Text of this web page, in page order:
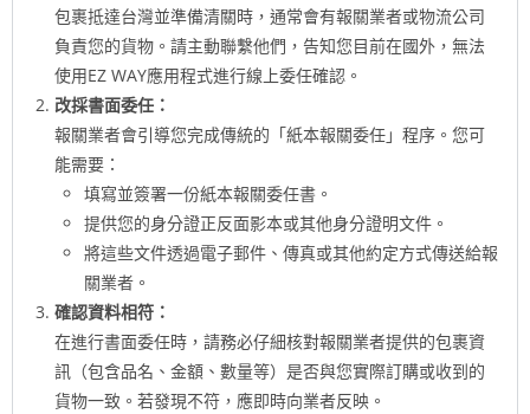
包裹抵達台灣並準備清關時，通常會有報關業者或物流公司
負責您的貨物。請主動聯繫他們，告知您目前在國外，無法
使用EZ WAY應用程式進行線上委任確認。
改採書面委任：
報關業者會引導您完成傳統的「紙本報關委任」程序。您可
能需要：
填寫並簽署一份紙本報關委任書。
提供您的身分證正反面影本或其他身分證明文件。
將這些文件透過電子郵件、傳真或其他約定方式傳送給報
關業者。
確認資料相符：
在進行書面委任時，請務必仔細核對報關業者提供的包裹資
訊（包含品名、金額、數量等）是否與您實際訂購或收到的
貨物一致。若發現不符，應即時向業者反映。